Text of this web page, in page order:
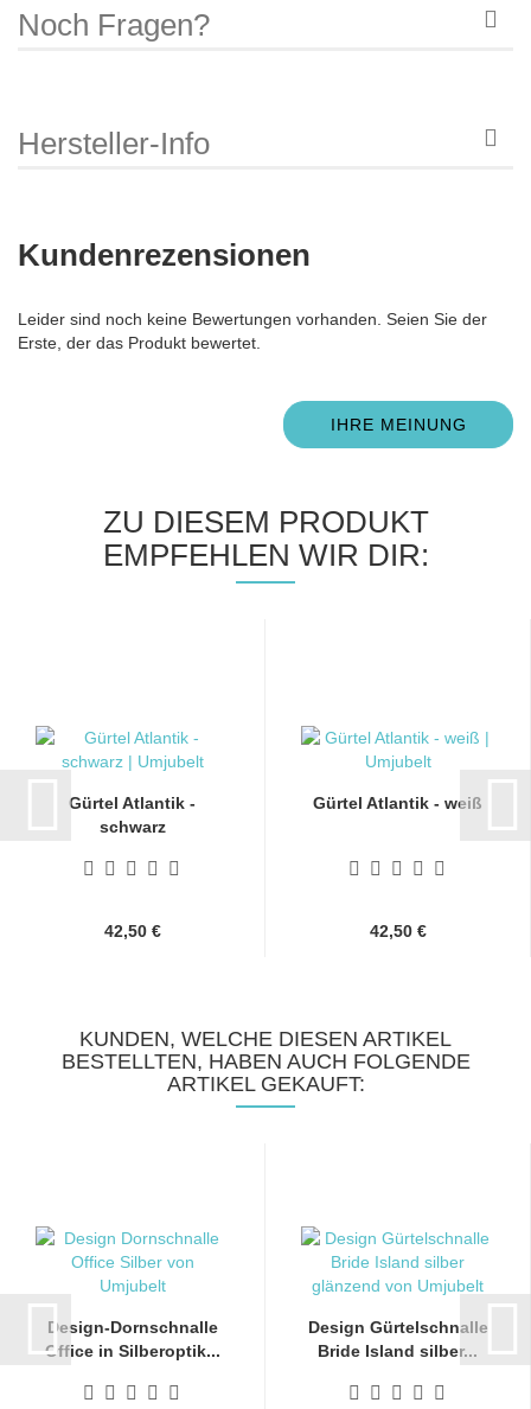
Noch Fragen?
Hersteller-Info
Kundenrezensionen
Leider sind noch keine Bewertungen vorhanden. Seien Sie der
Erste, der das Produkt bewertet.
IHRE MEINUNG
ZU DIESEM PRODUKT
EMPFEHLEN WIR DIR:
Gürtel Atlantik -
schwarz
42,50 €
Gürtel Atlantik - weiß
42,50 €
KUNDEN, WELCHE DIESEN ARTIKEL
BESTELLTEN, HABEN AUCH FOLGENDE
ARTIKEL GEKAUFT:
Design-Dornschnalle
Office in Silberoptik...
Design Gürtelschnalle
Bride Island silber...